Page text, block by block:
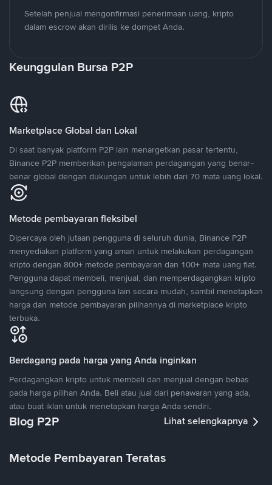
Setelah penjual mengonfirmasi penerimaan uang, kripto
dalam escrow akan dirilis ke dompet Anda.
Keunggulan Bursa P2P
Marketplace Global dan Lokal
Di saat banyak platform P2P lain menargetkan pasar tertentu,
Binance P2P memberikan pengalaman perdagangan yang benar-
benar global dengan dukungan untuk lebih dari 70 mata uang lokal.
Metode pembayaran fleksibel
Dipercaya oleh jutaan pengguna di seluruh dunia, Binance P2P
menyediakan platform yang aman untuk melakukan perdagangan
kripto dengan 800+ metode pembayaran dan 100+ mata uang fiat.
Pengguna dapat membeli, menjual, dan memperdagangkan kripto
langsung dengan pengguna lain secara mudah, sambil menetapkan
harga dan metode pembayaran pilihannya di marketplace kripto
terbuka.
Berdagang pada harga yang Anda inginkan
Perdagangkan kripto untuk membeli dan menjual dengan bebas
pada harga pilihan Anda. Beli atau jual dari penawaran yang ada,
atau buat iklan untuk menetapkan harga Anda sendiri.
Blog P2P Lihat selengkapnya
Metode Pembayaran Teratas